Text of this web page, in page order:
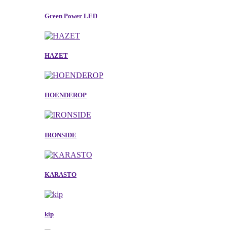
Green Power LED
HAZET
HOENDEROP
IRONSIDE
KARASTO
kip